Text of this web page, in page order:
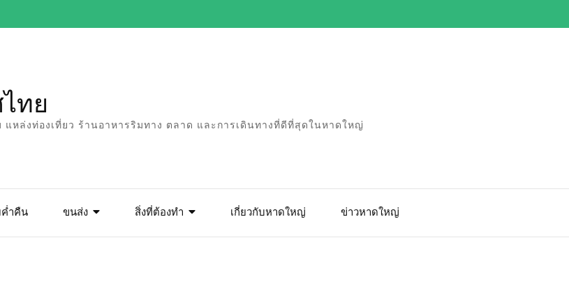
ทย
หล่งท่องเที่ยว ร้านอาหารริมทาง ตลาด และการเดินทางที่ดีที่สุดในหาดใหญ่
ค่ำคืน ขนส่ง สิ่งที่ต้องทำ เกี่ยวกับหาดใหญ่ ข่าวหาดใหญ่